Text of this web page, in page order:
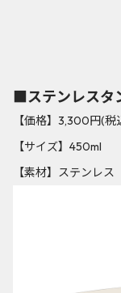
■ステンレスタ
【価格】3,300円(税
【サイズ】450ml
【素材】ステンレス